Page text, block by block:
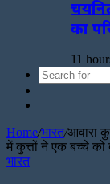
का
11
Home/भारत/आवारा
में कुत्तों ने एक बच्चे को
भारत